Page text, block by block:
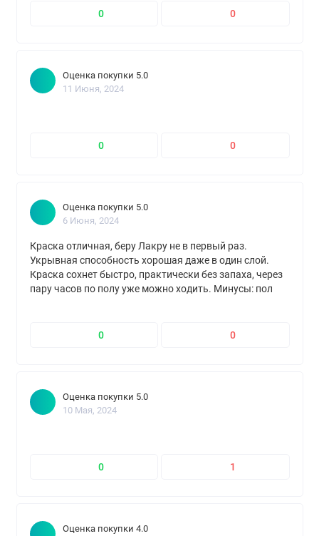
0 0
Оценка покупки 5.0
11 Июня, 2024
0 0
Оценка покупки 5.0
6 Июня, 2024
Краска отличная, беру Лакру не в первый раз.
Укрывная способность хорошая даже в один слой.
Краска сохнет быстро, практически без запаха, через
пару часов по полу уже можно ходить. Минусы: пол
выше и выше...0 0
Оценка покупки 5.0
10 Мая, 2024
0 1
Оценка покупки 4.0